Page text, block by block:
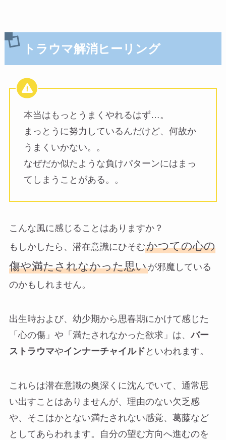
トラウマ解消ヒーリング
本当はもっとうまくやれるはず…。
まっとうに努力しているんだけど、何故か
うまくいかない。。
なぜだか似たような負けパターンにはまっ
てしまうことがある。。
こんな風に感じることはありますか？
もしかしたら、潜在意識にひそむかつての心の
傷や満たされなかった思いが邪魔している
のかもしれません。
出生時および、幼少期から思春期にかけて感じた
「心の傷」や「満たされなかった欲求」は、バー
ストラウマやインナーチャイルド といわれます。
これらは潜在意識の奥深くに沈んでいて、通常思
い出すことはありませんが、理由のない欠乏感
や、そこはかとない満たされない感覚、葛藤など
としてあらわれます。自分の望む方向へ進むのを